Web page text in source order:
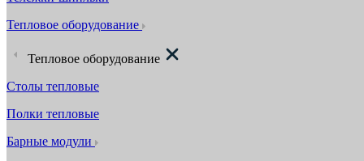
Тепловое оборудование
Тепловое оборудование
Столы тепловые
Полки тепловые
Барные модули